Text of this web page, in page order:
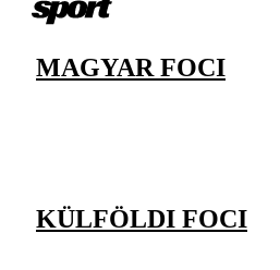
MAGYAR FOCI
KÜLFÖLDI FOCI